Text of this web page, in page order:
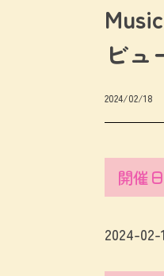
ビ
2024/02/18
開催
2024-